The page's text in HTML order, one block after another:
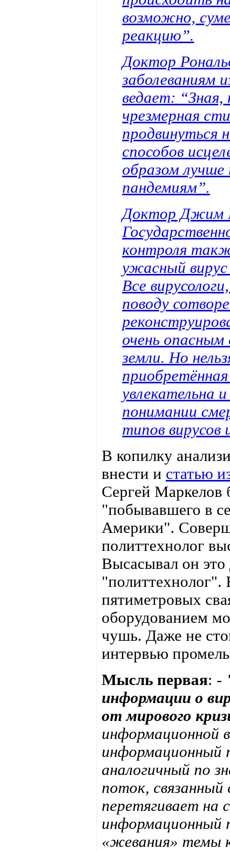
возможно,
реакцию”.
Доктор
заболеваниям
ведает:
чрезмерная
продвинуться
способов
образом
пандемиям”.
Доктор Джим
контроля
ужасный
Все
поводу
очень опасным
земли. Но
увлекательна
понимании
типов
В копилку
внести и статью
Сергей Маркелов
"побывавшего в
Америки".
политтехнолог
Высасывал он это
"политтехнолог".
пятиметровых
оборудованием
чушь. Даже не
интервью
Мысль первая: -
информации о
от мирового
информационной
информационный
аналогичный по
поток,
перетягивает на
информационный
«жевания» темы